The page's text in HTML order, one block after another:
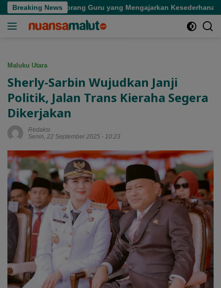
Langsung
ke
Breaking News
Seorang Guru yang Mengajarkan Kesederhanaan
Maluku Utara
Sherly-Sarbin Wujudkan Janji
Politik, Jalan Trans Kieraha Segera
Dikerjakan
Redaksi
Senin, 22 September 2025 - 10:23